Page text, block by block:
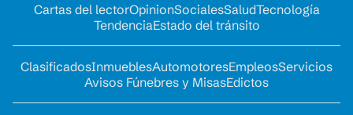
Cartas del lectorOpinionSocialesSaludTecnología
TendenciaEstado del tránsito
ClasificadosInmueblesAutomotoresEmpleosServicios
Avisos Fúnebres y MisasEdictos